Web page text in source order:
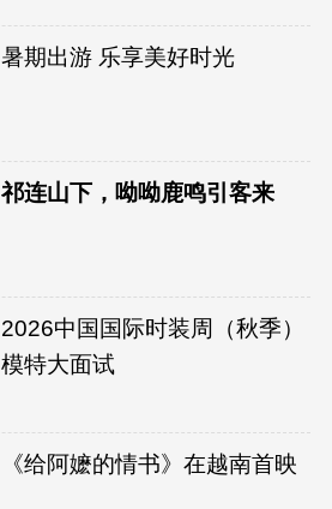
暑期出游 乐享美好时光
祁连山下，呦呦鹿鸣引客来
2026中国国际时装周（秋季）
模特大面试
《给阿嬷的情书》在越南首映